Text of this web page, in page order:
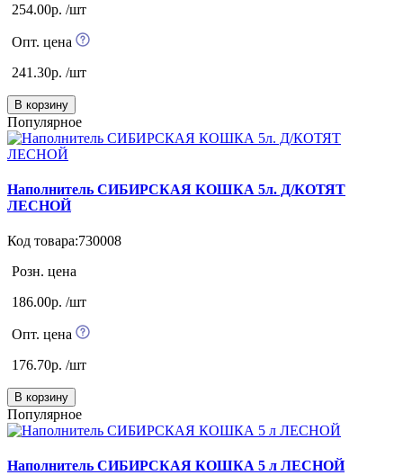
254.00р. /шт
Опт. цена
241.30р. /шт
В корзину
Популярное
Наполнитель СИБИРСКАЯ КОШКА 5л. Д/КОТЯТ
ЛЕСНОЙ
Код товара:730008
Розн. цена
186.00р. /шт
Опт. цена
176.70р. /шт
В корзину
Популярное
Наполнитель СИБИРСКАЯ КОШКА 5 л ЛЕСНОЙ